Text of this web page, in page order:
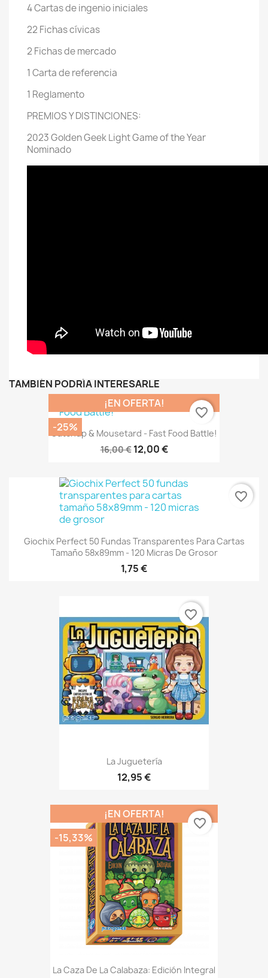
4 Cartas de ingenio iniciales
22 Fichas cívicas
2 Fichas de mercado
1 Carta de referencia
1 Reglamento
PREMIOS Y DISTINCIONES:
2023 Golden Geek Light Game of the Year
Nominado
TAMBIÉN PODRÍA INTERESARLE
Catchup & Mousetard - Fast Food Battle!
16,00 € 12,00 €
¡EN OFERTA!
-25%
favorite_border
Giochix Perfect 50 Fundas Transparentes Para Cartas
Tamaño 58x89mm - 120 Micras De Grosor
1,75 €
favorite_border
La Juguetería
12,95 €
favorite_border
La Caza De La Calabaza: Edición Integral
¡EN OFERTA!
-15,33%
favorite_border